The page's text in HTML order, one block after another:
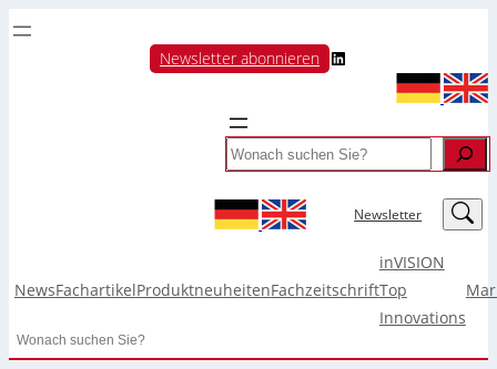
Newsletter abonnieren LinkedIn
Search
Newsletter LinkedIn
NewsFachartikelProduktneuheitenFachzeitschrift
inVISION
Top
Innovations
Search